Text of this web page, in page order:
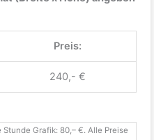
Preis:
240,- €
Stunde Grafik: 80,– €. Alle Preise